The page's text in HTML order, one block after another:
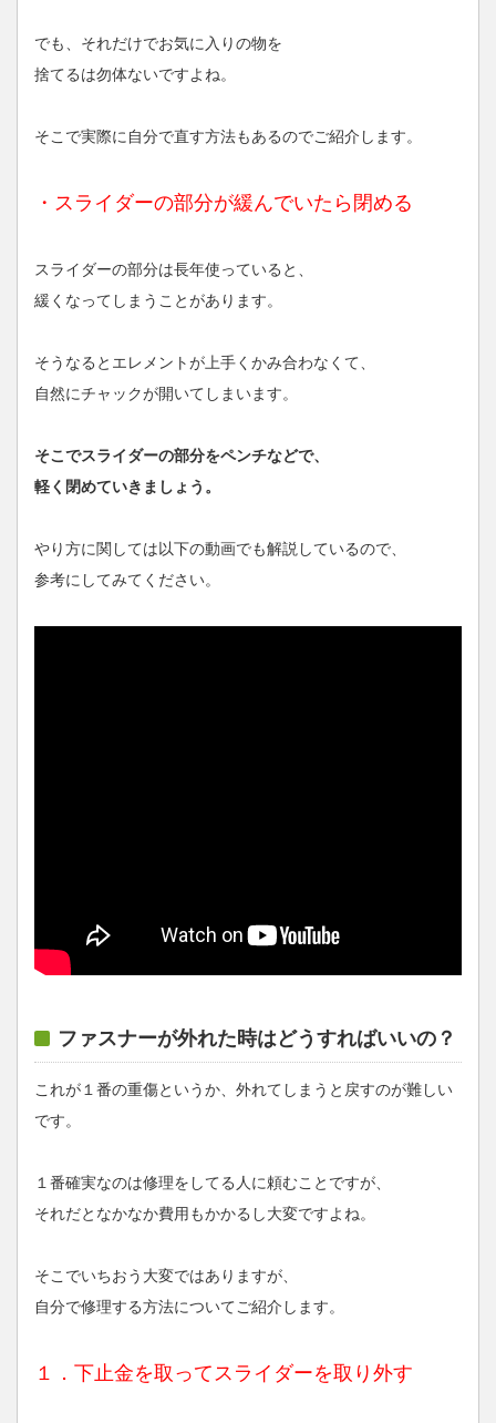
でも、それだけでお気に入りの物を
捨てるは勿体ないですよね。
そこで実際に自分で直す方法もあるのでご紹介します。
・スライダーの部分が緩んでいたら閉める
スライダーの部分は長年使っていると、
緩くなってしまうことがあります。
そうなるとエレメントが上手くかみ合わなくて、
自然にチャックが開いてしまいます。
そこでスライダーの部分をペンチなどで、
軽く閉めていきましょう。
やり方に関しては以下の動画でも解説しているので、
参考にしてみてください。
ファスナーが外れた時はどうすればいいの？
これが１番の重傷というか、外れてしまうと戻すのが難しい
です。
１番確実なのは修理をしてる人に頼むことですが、
それだとなかなか費用もかかるし大変ですよね。
そこでいちおう大変ではありますが、
自分で修理する方法についてご紹介します。
１．下止金を取ってスライダーを取り外す